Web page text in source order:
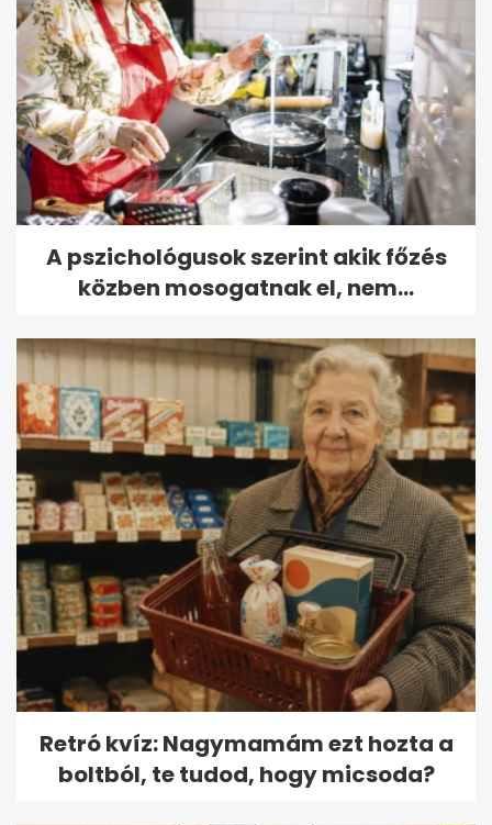
A pszichológusok szerint akik főzés
közben mosogatnak el, nem...
Retró kvíz: Nagymamám ezt hozta a
boltból, te tudod, hogy micsoda?